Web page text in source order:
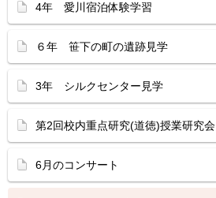
4年 愛川宿泊体験学習
６年 笹下の町の遺跡見学
3年 シルクセンター見学
第2回校内重点研究(道徳)授業研究会
6月のコンサート